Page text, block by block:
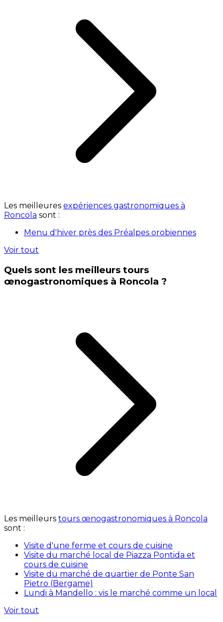
Les meilleures expériences gastronomiques à
Roncola sont :
Menu d'hiver près des Préalpes orobiennes
Voir tout
Quels sont les meilleurs tours
œnogastronomiques à Roncola ?
Les meilleurs tours œnogastronomiques à Roncola
sont :
Visite d'une ferme et cours de cuisine
Visite du marché local de Piazza Pontida et
cours de cuisine
Visite du marché de quartier de Ponte San
Pietro (Bergame)
Lundi à Mandello : vis le marché comme un local
Voir tout